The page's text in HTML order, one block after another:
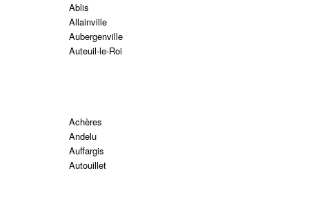
Ablis
Allainville
Aubergenville
Auteuil-le-Roi
Achères
Andelu
Auffargis
Autouillet